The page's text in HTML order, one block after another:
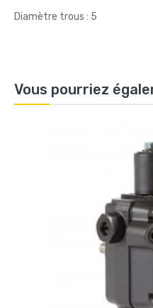
Diamètre trous : 5
Vous pourriez